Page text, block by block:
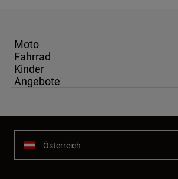
Moto
Fahrrad
Kinder
Angebote
Österreich